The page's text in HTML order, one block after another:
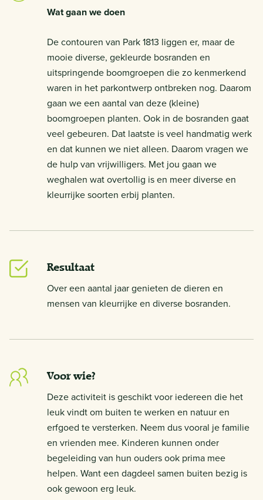
Wat gaan we doen
De contouren van Park 1813 liggen er, maar de
mooie diverse, gekleurde bosranden en
uitspringende boomgroepen die zo kenmerkend
waren in het parkontwerp ontbreken nog. Daarom
gaan we een aantal van deze (kleine)
boomgroepen planten. Ook in de bosranden gaat
veel gebeuren. Dat laatste is veel handmatig werk
en dat kunnen we niet alleen. Daarom vragen we
de hulp van vrijwilligers. Met jou gaan we
weghalen wat overtollig is en meer diverse en
kleurrijke soorten erbij planten.
Resultaat
Over een aantal jaar genieten de dieren en
mensen van kleurrijke en diverse bosranden.
Voor wie?
Deze activiteit is geschikt voor iedereen die het
leuk vindt om buiten te werken en natuur en
erfgoed te versterken. Neem dus vooral je familie
en vrienden mee. Kinderen kunnen onder
begeleiding van hun ouders ook prima mee
helpen. Want een dagdeel samen buiten bezig is
ook gewoon erg leuk.